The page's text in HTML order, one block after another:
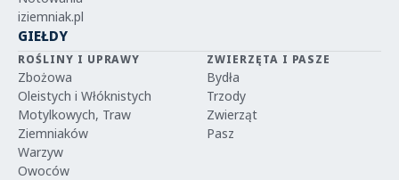
iziemniak.pl
GIEŁDY
ROŚLINY I UPRAWY
Zbożowa
Oleistych i Włóknistych
Motylkowych, Traw
Ziemniaków
Warzyw
Owoców
ZWIERZĘTA I PASZE
Bydła
Trzody
Zwierząt
Pasz